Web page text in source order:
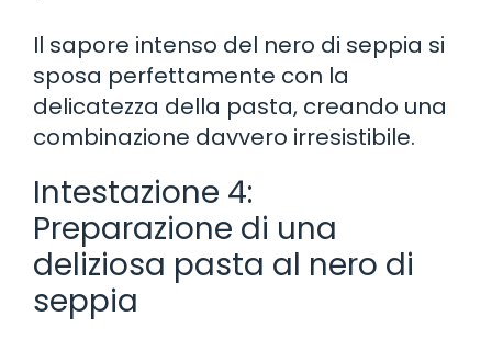
Il sapore intenso del nero di seppia si
sposa perfettamente con la
delicatezza della pasta, creando una
combinazione davvero irresistibile.
Intestazione 4:
Preparazione di una
deliziosa pasta al nero di
seppia